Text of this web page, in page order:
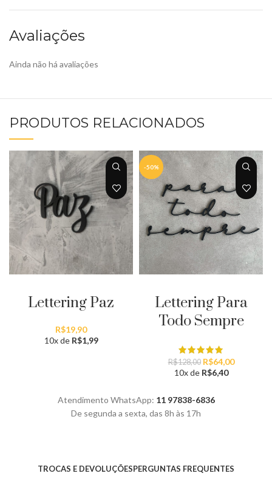
Avaliações
Ainda não há avaliações
PRODUTOS RELACIONADOS
Lettering Paz
R$19,90
10x de R$1,99
-50%
Lettering Para
Todo Sempre
R$128,00 O
preço
R$128,00.
R$64,00O
10x de R$6,40
Atendimento WhatsApp: 11 97838-6836
De segunda a sexta, das 8h às 17h
TROCAS E DEVOLUÇÕESPERGUNTAS FREQUENTES